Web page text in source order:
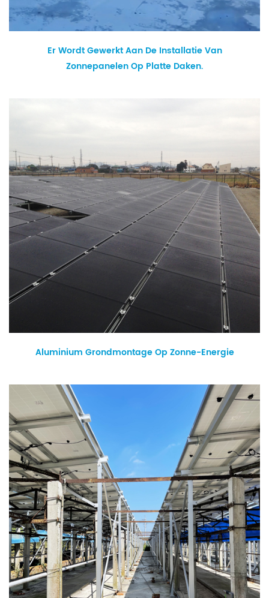
Er Wordt Gewerkt Aan De Installatie Van
Zonnepanelen Op Platte Daken.
Aluminium Grondmontage Op Zonne-Energie